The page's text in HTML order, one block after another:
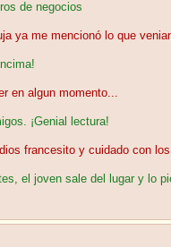
de negocios
ya me mencionó lo que
en algun momento...
¡Genial lectura!
francesito y cuidado con
el joven sale del lugar y lo